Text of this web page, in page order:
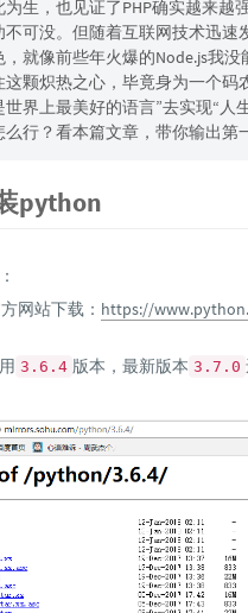
为生，也见证了PHP确实越来越
不可没。但随着互联网技术迅速
，就像前些年火爆的Node.js我
这颗炽热之心，毕竟身为一个码
世界上最美好的语言”去实现“
么行？看本篇文章，带你输出第
python
网站下载： https://
3.6.4 版本，最新版本 3.7.0